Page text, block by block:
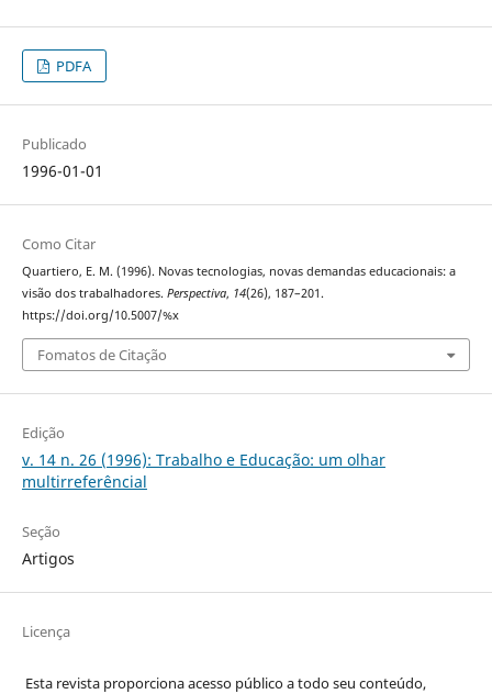
PDFA
Publicado
1996-01-01
Como Citar
Quartiero, E. M. (1996). Novas tecnologias, novas demandas educacionais: a
visão dos trabalhadores. Perspectiva, 14(26), 187–201.
https://doi.org/10.5007/%x
Fomatos de Citação
Edição
v. 14 n. 26 (1996): Trabalho e Educação: um olhar
multirreferêncial
Seção
Artigos
Licença
Esta revista proporciona acesso público a todo seu conteúdo,